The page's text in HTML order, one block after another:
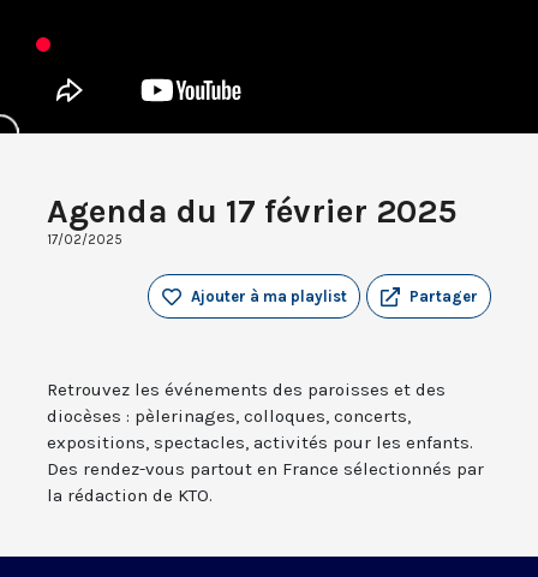
Agenda du 17 février 2025
17/02/2025
Partager
Ajouter à ma playlist
Retrouvez les événements des paroisses et des
diocèses : pèlerinages, colloques, concerts,
expositions, spectacles, activités pour les enfants.
Des rendez-vous partout en France sélectionnés par
la rédaction de KTO.